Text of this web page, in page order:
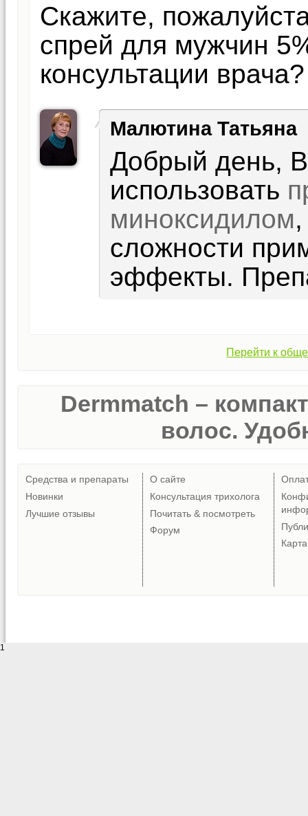
Скажите,
спрей для мужчин
консультации врача?
Малютина Татьяна
Добрый день,
использовать
миноксидилом
сложности
эффекты.
Перейти к
Dermmatch –
волос.
Средства и препараты
Новинки
Лучшие отзывы
О сайте
Консультация трихолога
Почитать & посмотреть
Форум
1